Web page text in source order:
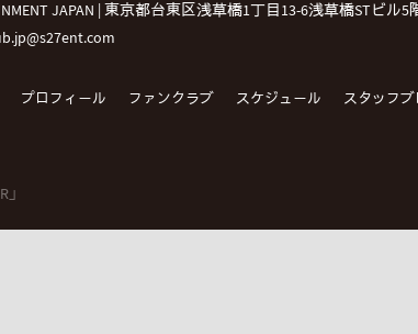
JAPAN | 東京都台東区浅草橋1丁目13-6浅草橋STビル5
プロフィール ファンクラブ スケジュール スタッフ